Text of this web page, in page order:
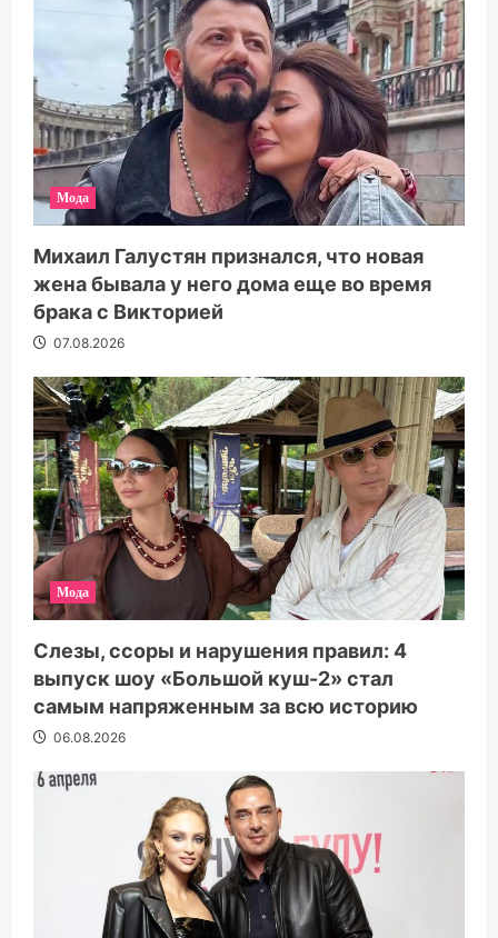
Мода
Михаил Галустян признался, что новая
жена бывала у него дома еще во время
брака с Викторией
07.08.2026
Мода
Слезы, ссоры и нарушения правил: 4
выпуск шоу «Большой куш-2» стал
самым напряженным за всю историю
06.08.2026